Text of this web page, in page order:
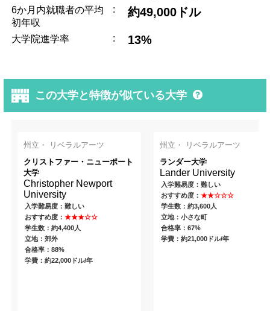
6か月内就職者の平均
初年収
: 約49,000ドル
大学院進学率 : 13%
この大学と特徴が似ている大学
州立・ リベラルアーツ
クリストファー・ニューポート
大学
Christopher Newport
University
入学難易度：難しい
おすすめ度：★★★☆☆
学生数：約4,400人
立地：郊外
合格率：88%
学費：約22,000ドル/年
州立・ リベラルアーツ
ランダー大学
Lander University
入学難易度：難しい
おすすめ度： ★★☆☆☆
学生数：約3,600人
立地：小さな町
合格率：67%
学費：約21,000ドル/年